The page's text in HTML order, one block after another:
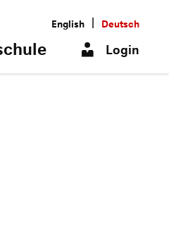
English | Deutsch
Login